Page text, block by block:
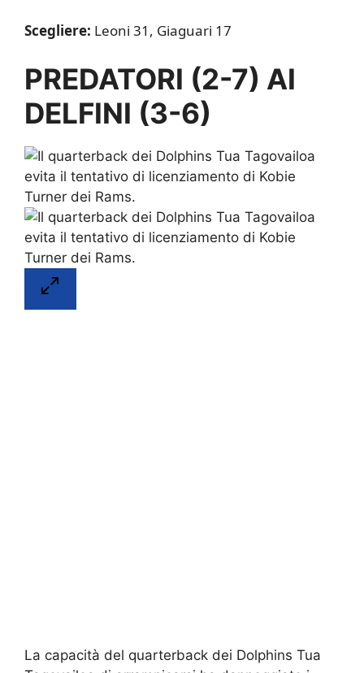
Scegliere: Leoni 31, Giaguari 17
PREDATORI (2-7) AI
DELFINI (3-6)
La capacità del quarterback dei Dolphins Tua